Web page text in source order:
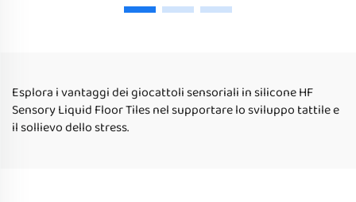
stress UV liquidi
speciali autismo
per l'asilo, piastrelle di
Esplora i vantaggi dei giocattoli sensoriali in silicone HF
Sensory Liquid Floor Tiles nel supportare lo sviluppo tattile e
il sollievo dello stress.